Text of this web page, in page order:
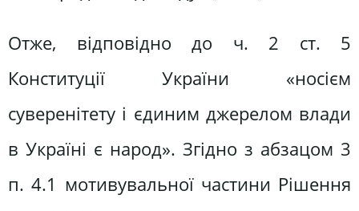
Отже, відповідно до ч. 2 ст. 5
Конституції України «носієм
суверенітету і єдиним джерелом влади
в Україні є народ». Згідно з абзацом 3
п. 4.1 мотивувальної частини Рішення